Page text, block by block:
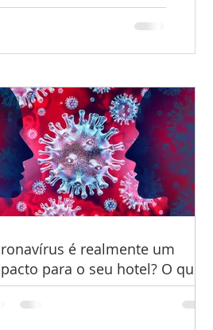
é realmente um
para o seu hotel? O que